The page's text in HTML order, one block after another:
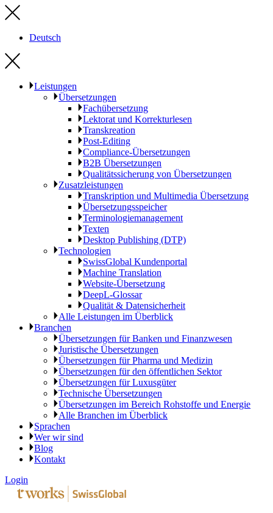
Deutsch
Leistungen
Übersetzungen
Fachübersetzung
Lektorat und Korrekturlesen
Transkreation
Post-Editing
Compliance-Übersetzungen
B2B Übersetzungen
Qualitätssicherung von Übersetzungen
Zusatzleistungen
Transkription und Multimedia Übersetzung
Übersetzungsspeicher
Terminologiemanagement
Texten
Desktop Publishing (DTP)
Technologien
SwissGlobal Kundenportal
Machine Translation
Website-Übersetzung
DeepL-Glossar
Qualität & Datensicherheit
Alle Leistungen im Überblick
Branchen
Übersetzungen für Banken und Finanzwesen
Juristische Übersetzungen
Übersetzungen für Pharma und Medizin
Übersetzungen für den öffentlichen Sektor
Übersetzungen für Luxusgüter
Technische Übersetzungen
Übersetzungen im Bereich Rohstoffe und Energie
Alle Branchen im Überblick
Sprachen
Wer wir sind
Blog
Kontakt
Login